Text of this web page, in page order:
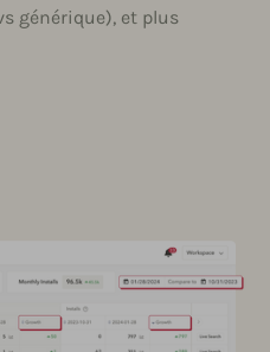
générique), et plus